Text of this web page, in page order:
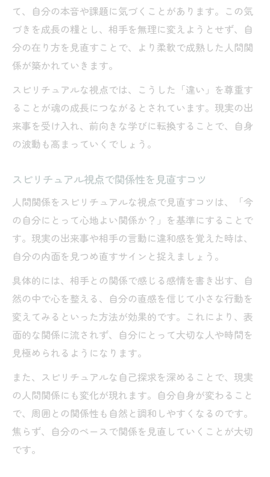
て、自分の本音や課題に気づくことがあります。この気
づきを成長の糧とし、相手を無理に変えようとせず、自
分の在り方を見直すことで、より柔軟で成熟した人間関
係が築かれていきます。
スピリチュアルな視点では、こうした「違い」を尊重す
ることが魂の成長につながるとされています。現実の出
来事を受け入れ、前向きな学びに転換することで、自身
の波動も高まっていくでしょう。
スピリチュアル視点で関係性を見直すコツ
人間関係をスピリチュアルな視点で見直すコツは、「今
の自分にとって心地よい関係か？」を基準にすることで
す。現実の出来事や相手の言動に違和感を覚えた時は、
自分の内面を見つめ直すサインと捉えましょう。
具体的には、相手との関係で感じる感情を書き出す、自
然の中で心を整える、自分の直感を信じて小さな行動を
変えてみるといった方法が効果的です。これにより、表
面的な関係に流されず、自分にとって大切な人や時間を
見極められるようになります。
また、スピリチュアルな自己探求を深めることで、現実
の人間関係にも変化が現れます。自分自身が変わること
で、周囲との関係性も自然と調和しやすくなるのです。
焦らず、自分のペースで関係を見直していくことが大切
です。